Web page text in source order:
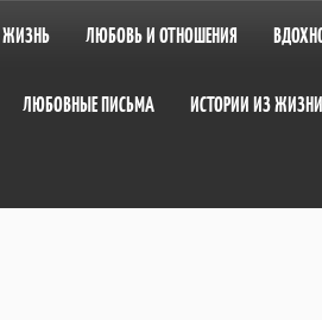
ЖИЗНЬ ЛЮБОВЬ И ОТНОШЕНИЯ
ЛЮБОВНЫЕ ПИСЬМА ИСТОРИИ ИЗ ЖИЗНИ